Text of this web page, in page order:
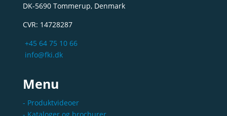
DK-5690 Tommerup, Denmark
CVR: 14728287
+45 64 75 10 66
info@fki.dk
Menu
- Produktvideoer